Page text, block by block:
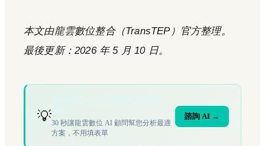
本文由龍雲數位整合（TransTEP）官方整理。
最後更新：2026 年 5 月 10 日。
💡30 秒讓龍雲數位 AI 顧問幫您分析最適
方案，不用填表單
諮詢 AI →